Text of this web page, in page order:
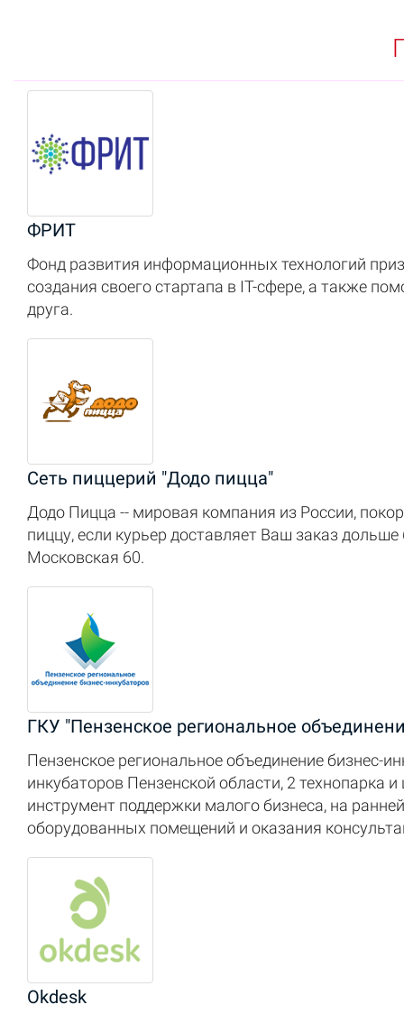
ФРИТ
Фонд развития информационных технологий
создания своего стартапа в IT-сфере, а также
друга.
Сеть пиццерий "Додо пицца"
Додо Пицца -- мировая компания из России,
пиццу, если курьер доставляет Ваш заказ
Московская 60.
ГКУ "Пензенское региональное
Пензенское региональное объединение бизнес-
инкубаторов Пензенской области, 2 технопарка
инструмент поддержки малого бизнеса, на
оборудованных помещений и оказания
Okdesk